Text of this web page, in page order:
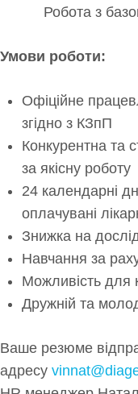
Робота з
Умови роботи:
Офіційне
згідно з КЗпП
Конкурентна та
за якісну роботу
24 календарні
оплачувані
Знижка на
Навчання за
Можливість для
Дружній та
Ваше резюме
адресу